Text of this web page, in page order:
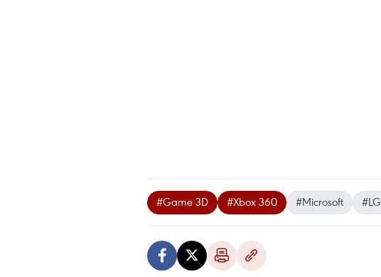
#Game 3D #Xbox 360 #Microsoft #LG